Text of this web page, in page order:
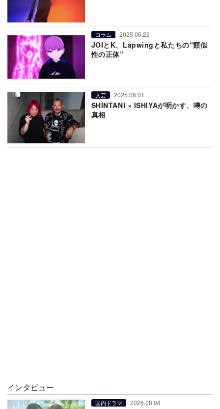
コラム 2025.06.22
JOIとK、Lapwingと私たちの“類似
性の正体”
文芸 2025.08.01
SHINTANI × ISHIYAが明かす、噂の
真相
インタビュー
国内ドラマ 2026.08.08